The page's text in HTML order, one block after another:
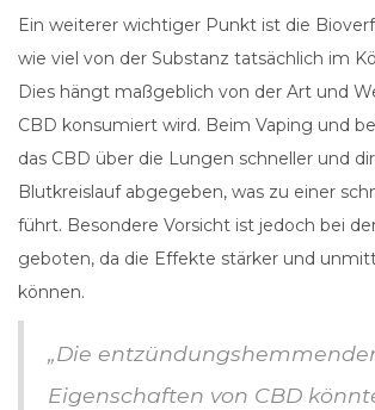
Ein weiterer wichtiger Punkt ist die
wie viel von der Substanz tatsächlich im
Dies hängt maßgeblich von der Art und
CBD konsumiert wird. Beim Vaping und
das CBD über die Lungen schneller und
Blutkreislauf abgegeben, was zu einer
führt. Besondere Vorsicht ist jedoch bei
geboten, da die Effekte stärker und
können.
„Die
Eigenschaften von CBD